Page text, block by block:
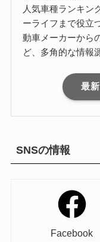
人気車種ランキン
ーライフまで役立
動車メーカーから
ど、多角的な情報
最
SNSの情報
Facebook